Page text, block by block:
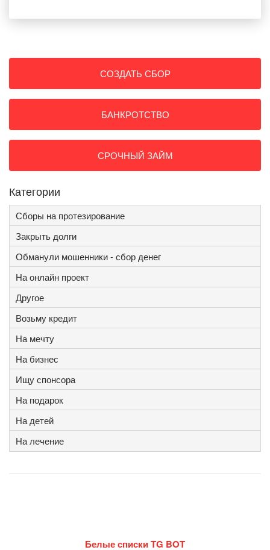
СОЗДАТЬ СБОР
БАНКРОТСТВО
СРОЧНЫЙ ЗАЙМ
Категории
Сборы на протезирование
Закрыть долги
Обманули мошенники - сбор денег
На онлайн проект
Другое
Возьму кредит
На мечту
На бизнес
Ищу спонсора
На подарок
На детей
На лечение
Белые списки TG BOT